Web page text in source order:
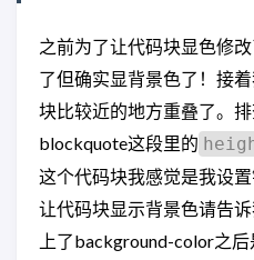
之前为了让代码块显色修
了但确实显背景色了！接
块比较近的地方重叠了。
blockquote这段里的
这个代码块我感觉是我设
让代码块显示背景色请告
上了background-color之